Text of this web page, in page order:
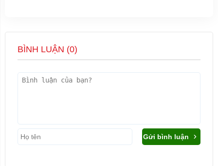
BÌNH LUẬN (0)
Gửi bình luận